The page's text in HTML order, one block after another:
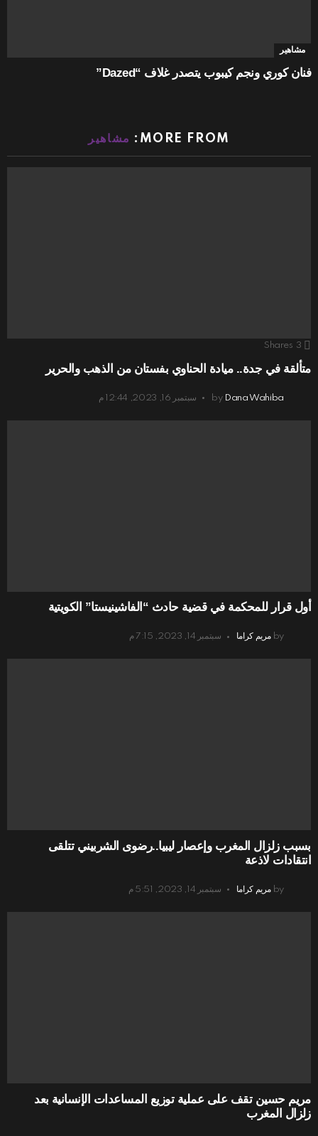
مشاهير
فنان كوري ونجم كيبوب يتصدر غلاف “Dazed”
MORE FROM: مشاهير
3
Shares
متألقة في جدة.. ميادة الحناوي بفستان من الذهب والحرير
by Dana Wahiba سبتمبر 16, 2023, 12:44 م
أول قرار للمحكمة في قضية حادث “الفاشينيستا” الكويتية
by مريم كراما سبتمبر 14, 2023, 7:15 م
بسبب زلزال المغرب وإعصار ليبيا..رضوى الشربيني تتلقى
انتقادات لاذعة
by مريم كراما سبتمبر 14, 2023, 5:51 م
مريم حسين تقف على عملية توزيع المساعدات الإنسانية بعد
زلزال المغرب